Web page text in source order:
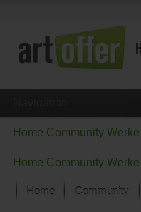
Home Community Werke
Home Community Werke
Home Community